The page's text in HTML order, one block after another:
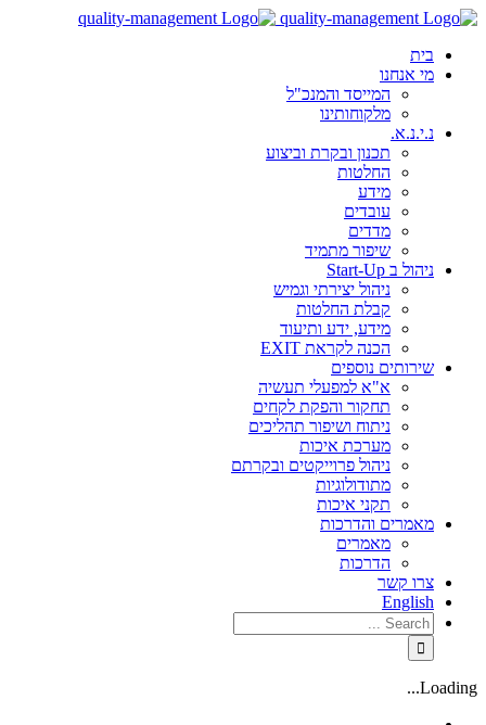
בית
מי אנחנו
המייסד והמנכ"ל
מלקוחותינו
נ.י.נ.א.
תכנון ובקרת וביצוע
החלטות
מידע
עובדים
מדדים
שיפור מתמיד
ניהול ב Start-Up
ניהול יצירתי וגמיש
קבלת החלטות
מידע, ידע ותיעוד
הכנה לקראת EXIT
שירותים נוספים
א"א למפעלי תעשיה
תחקור והפקת לקחים
ניתוח ושיפור תהליכים
מערכת איכות
ניהול פרוייקטים ובקרתם
מתודולוגיות
תקני איכות
מאמרים והדרכות
מאמרים
הדרכות
צרו קשר
English
Loading...